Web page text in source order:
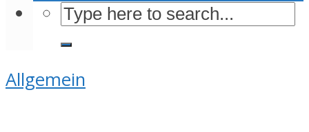
Allgemein